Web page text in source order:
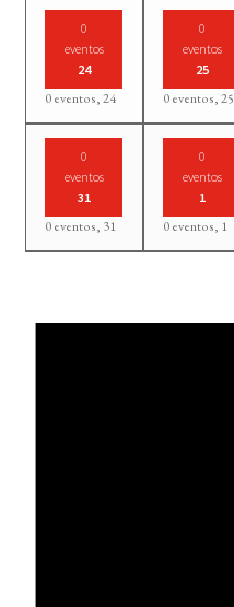
0
eventos
24
0 eventos,24
0
eventos
25
0 eventos,25
0
eventos
31
0 eventos, 31
0
eventos
1
0 eventos, 1